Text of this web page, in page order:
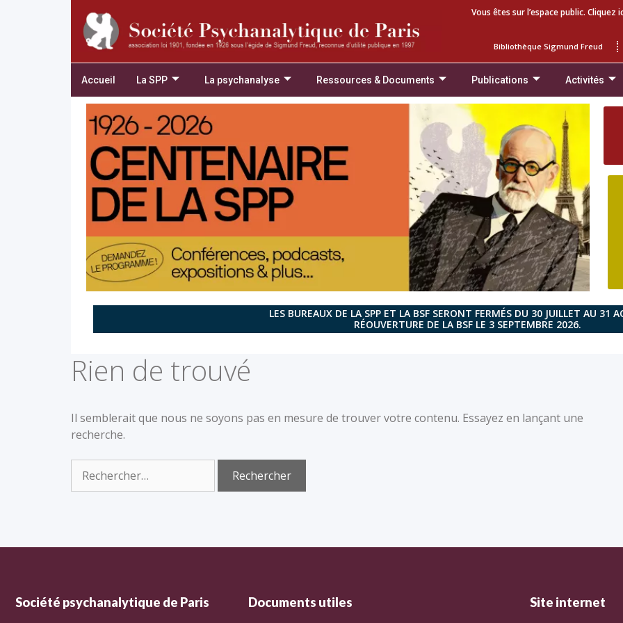
Vous êtes sur l’espace public.
Bibliothèque Sigmund Freud
Accueil La SPP La psychanalyse Ressources & Documents Publications Activités
LES BUREAUX DE LA SPP ET LA BSF SERONT FERMÉS DU 30 JUILLET AU 31
RÉOUVERTURE DE LA BSF LE 3 SEPTEMBRE 2026.
Rien de trouvé
Il semblerait que nous ne soyons pas en mesure de trouver votre contenu. Essayez en lançant une
recherche.
Société psychanalytique de Paris Documents utiles Site internet